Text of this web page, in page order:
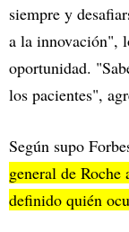
siempre y
a la innovación",
oportunidad.
los pacientes",
Según supo
general de Roche
definido quién